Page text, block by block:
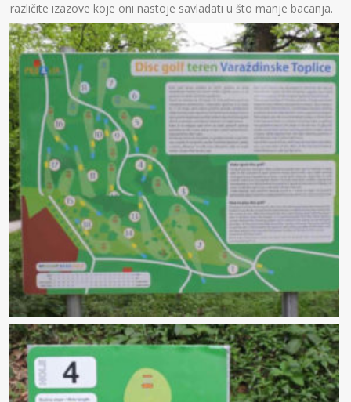
različite izazove koje oni nastoje savladati u što manje bacanja.